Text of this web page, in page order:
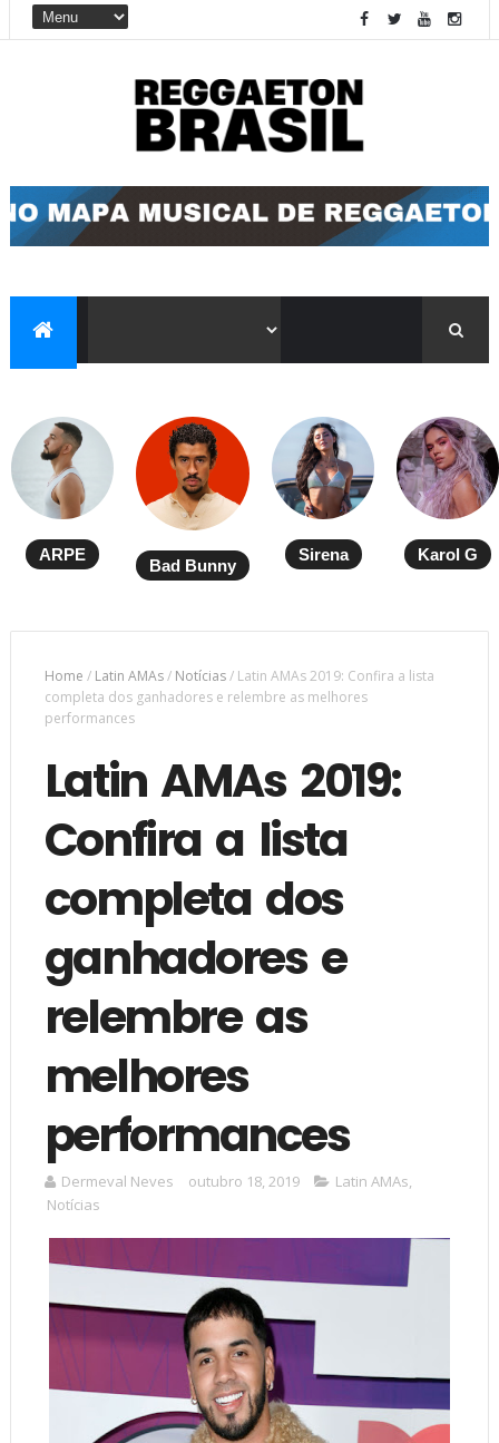
ARPE
Bad Bunny
Sirena Karol G
Home / Latin AMAs/ Notícias/ Latin AMAs 2019: Confira a lista
completa dos ganhadores e relembre as melhores
performances
Latin AMAs 2019:
Confira a lista
completa dos
ganhadores e
relembre as
melhores
performances
Dermeval Neves outubro 18, 2019 Latin AMAs,
Notícias